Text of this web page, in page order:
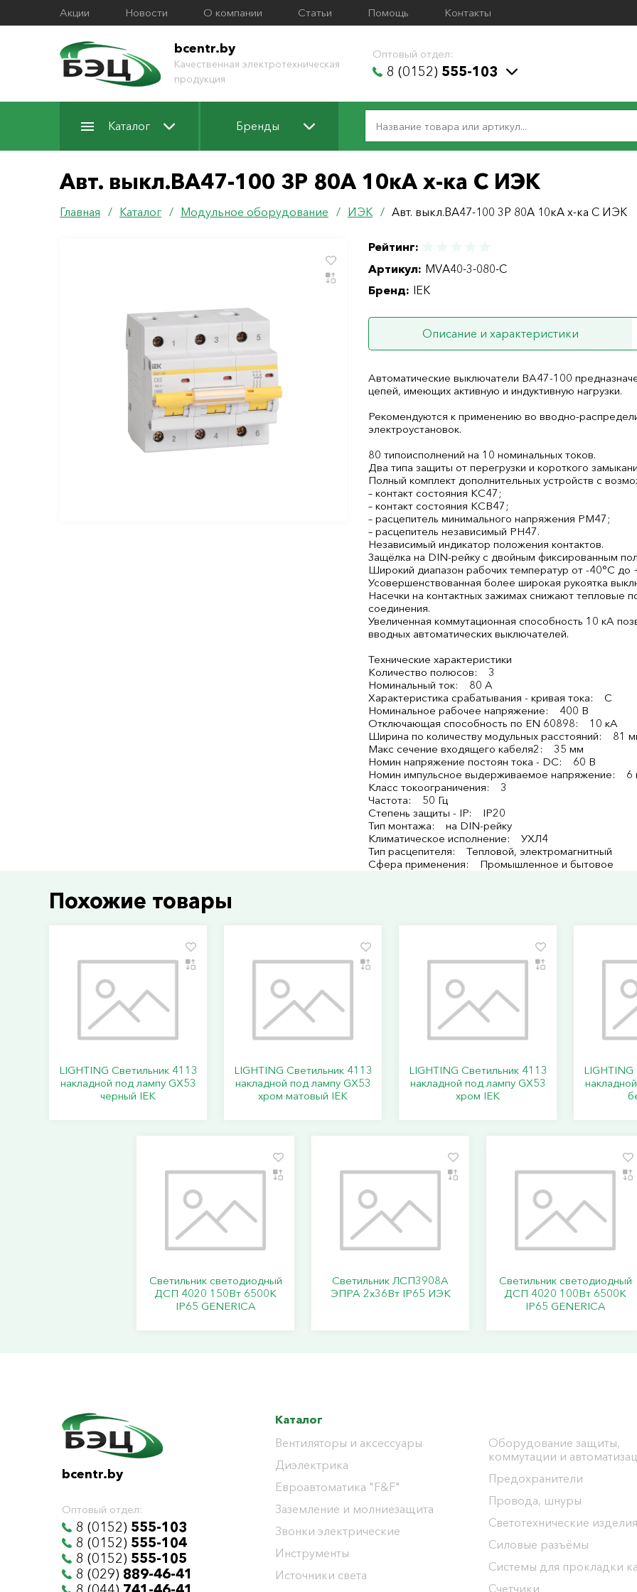
Акции Новости О компании Статьи Помощь Контакты
bcentr.by
Качественная электротехническая
продукция
Оптовый отдел:
8 (0152) 555-103
Каталог Бренды
Авт. выкл.ВА47-100 3Р 80А 10кА х-ка С ИЭК
Главная / Каталог / Модульное оборудование / ИЭК / Авт. выкл.ВА47-100 3Р 80А 10кА х-ка С ИЭК
Рейтинг:
Артикул: MVA40-3-080-C
Бренд: IEK
Описание и характеристики
Автоматические выключатели ВА47-100
цепей, имеющих активную и индуктивную нагрузки.
Рекомендуются к применению во вводно-
электроустановок.
80 типоисполнений на 10 номинальных токов.
Два типа защиты от перегрузки и короткого
Полный комплект дополнительных устройств с
– контакт состояния КС47;
– контакт состояния КСВ47;
– расцепитель минимального напряжения РМ47;
– расцепитель независимый РН47.
Независимый индикатор положения контактов.
Защёлка на DIN-рейку с двойным фиксированным
Широкий диапазон рабочих температур от -40°С до
Усовершенствованная более широкая рукоятка
Насечки на контактных зажимах снижают тепловые
соединения.
Увеличенная коммутационная способность 10 кА
вводных автоматических выключателей.
Технические характеристики
Количество полюсов: 3
Номинальный ток: 80 А
Характеристика срабатывания - кривая тока: C
Номинальное рабочее напряжение: 400 В
Отключающая способность по EN 60898: 10 кА
Ширина по количеству модульных расстояний: 81
Макс сечение входящего кабеля2: 35 мм
Номин напряжение постоян тока - DC: 60 В
Номин импульсное выдерживаемое напряжение: 6
Класс токоограничения: 3
Частота: 50 Гц
Степень защиты - IP: IP20
Тип монтажа: на DIN-рейку
Климатическое исполнение: УХЛ4
Тип расцепителя: Тепловой, электромагнитный
Сфера применения: Промышленное и бытовое
Похожие товары
LIGHTING Светильник 4113
накладной под лампу GX53
черный IEK
LIGHTING Светильник 4113
накладной под лампу GX53
хром матовый IEK
LIGHTING Светильник 4113
накладной под лампу GX53
хром IEK
LIGHTING
Светильник светодиодный
ДСП 4020 150Вт 6500К
IP65 GENERICA
Светильник ЛСП3908A
ЭПРА 2х36Вт IP65 ИЭК
Светильник светодиодный
ДСП 4020 100Вт 6500К
IP65 GENERICA
bcentr.by
Оптовый отдел:
8 (0152) 555-103
8 (0152) 555-104
8 (0152) 555-105
8 (029) 889-46-41
Каталог
Вентиляторы и аксессуары
Диэлектрика
Евроавтоматика "F&F"
Заземление и молниезащита
Звонки электрические
Инструменты
Источники света
Оборудование защиты,
коммутации и
Предохранители
Провода, шнуры
Светотехнические изделия
Силовые разъёмы
Системы для прокладки
Счетчики